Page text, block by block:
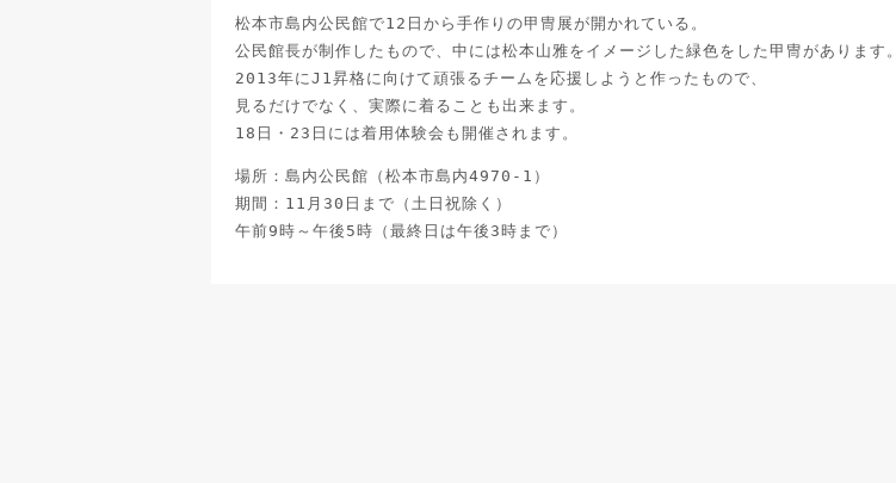
松本市島内公民館で12日から手作りの甲冑展が開かれている。
公民館長が制作したもので、中には松本山雅をイメージした緑色をした甲冑があります。
2013年にJ1昇格に向けて頑張るチームを応援しようと作ったもので、
見るだけでなく、実際に着ることも出来ます。
18日・23日には着用体験会も開催されます。
場所：島内公民館（松本市島内4970-1）
期間：11月30日まで（土日祝除く）
午前9時～午後5時（最終日は午後3時まで）